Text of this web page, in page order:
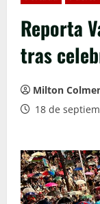
Reporta
tras
Milton
18 de